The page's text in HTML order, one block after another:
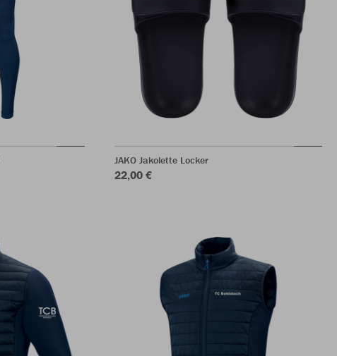
JAKO Jakolette Locker
22,00 €